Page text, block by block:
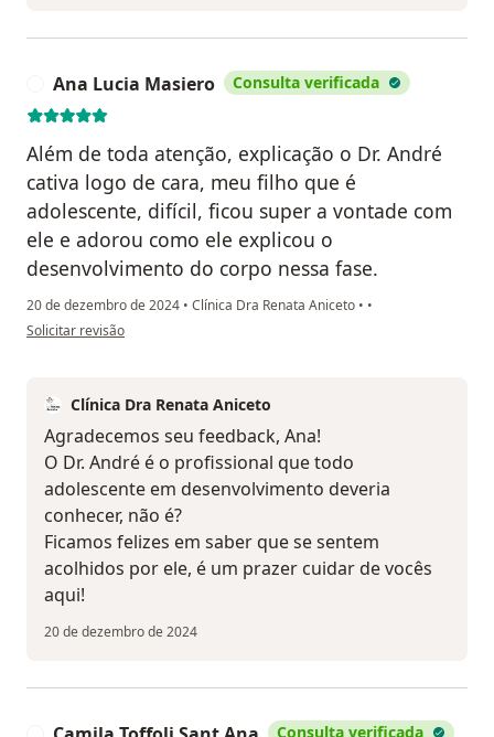
Ana Lucia Masiero Consulta verificada
Além de toda atenção, explicação o Dr. André
cativa logo de cara, meu filho que é
adolescente, difícil, ficou super a vontade com
ele e adorou como ele explicou o
desenvolvimento do corpo nessa fase.
20 de dezembro de 2024 • Clínica Dra Renata Aniceto • •
na opinião do utilizador Ana Lucia Masiero
Solicitar revisão
Clínica Dra Renata Aniceto
Agradecemos seu feedback, Ana!
O Dr. André é o profissional que todo
adolescente em desenvolvimento deveria
conhecer, não é?
Ficamos felizes em saber que se sentem
acolhidos por ele, é um prazer cuidar de vocês
aqui!
20 de dezembro de 2024
Consulta verificada